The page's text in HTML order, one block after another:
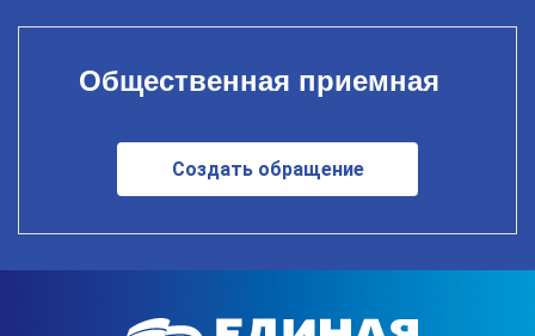
Общественная приемная
Создать обращение